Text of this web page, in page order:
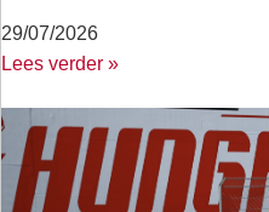
29/07/2026
Lees verder »